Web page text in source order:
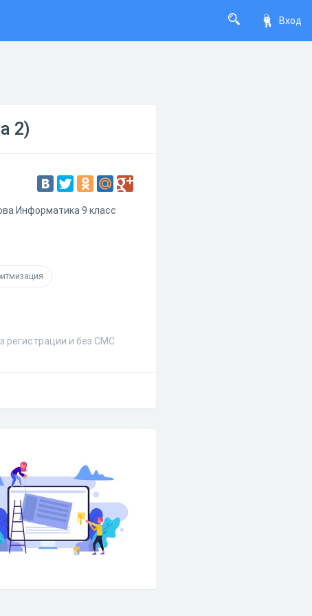
Вход
2)
Информатика 9 класс
регистрации и без СМС